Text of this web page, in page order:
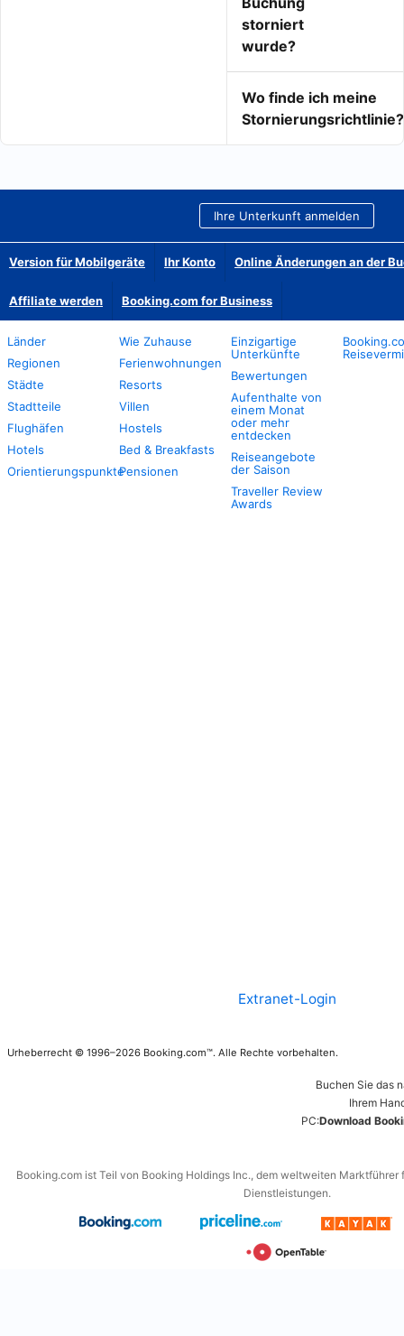
storniert
wurde?
Wo finde ich meine
Stornierungsrichtlinie?
Ihre Unterkunft anmelden
Version für Mobilgeräte Ihr Konto Online Änderungen an der
Affiliate werden Booking.com for Business
Länder
Regionen
Städte
Stadtteile
Flughäfen
Hotels
Orientierungspunkte
Wie Zuhause
Ferienwohnungen
Resorts
Villen
Hostels
Bed & Breakfasts
Pensionen
Einzigartige
Unterkünfte
Bewertungen
Aufenthalte von
einem Monat
oder mehr
entdecken
Reiseangebote
der Saison
Traveller Review
Awards
Extranet-Login
Urheberrecht © 1996–2026 Booking.com™. Alle Rechte vorbehalten.
Buchen Sie das
Ihrem
PC:Download
Booking.com ist Teil von Booking Holdings Inc., dem weltweiten
Dienstleistungen.